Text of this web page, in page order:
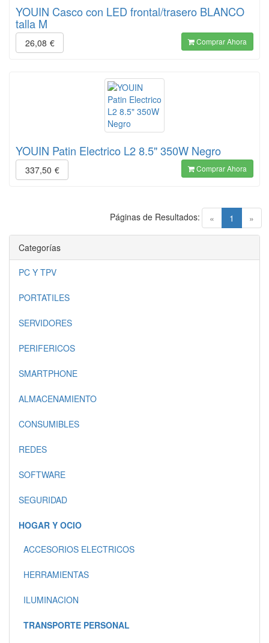
YOUIN Casco con LED frontal/trasero BLANCO
talla M
26,08 € Comprar Ahora
YOUIN Patin Electrico L2 8.5" 350W Negro
337,50 € Comprar Ahora
« 1 (current)
»
Páginas de Resultados:
Categorías
PC Y TPV
PORTATILES
SERVIDORES
PERIFERICOS
SMARTPHONE
ALMACENAMIENTO
CONSUMIBLES
REDES
SOFTWARE
SEGURIDAD
HOGAR Y OCIO
ACCESORIOS ELECTRICOS
HERRAMIENTAS
ILUMINACION
TRANSPORTE PERSONAL